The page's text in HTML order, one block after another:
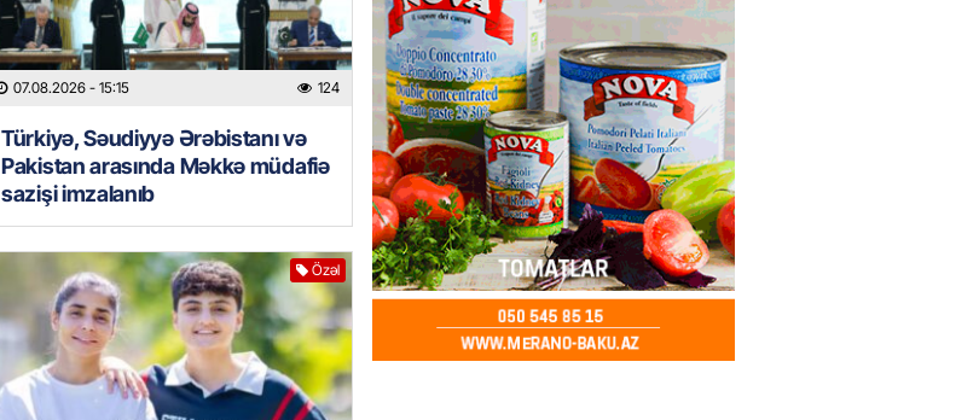
07.08.2026 - 15:15 124
Türkiyə, Səudiyyə Ərəbistanı və
Pakistan arasında Məkkə müdafiə
sazişi imzalanıb
Özəl
GÜNDƏM
Aytən Abdullayevaya yüksək vəzifə
verildi
07.08.2026- 12:45 101
GÜNDƏM
Paşinyan İssık-Kul gölündən gəzinti
videosunu paylaşıb
07.08.2026- 12:30 78
Sabunçu rayonunda 70 min manat